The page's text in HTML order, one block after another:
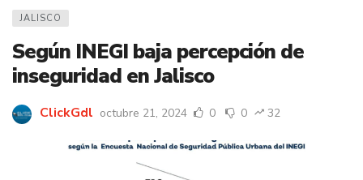
JALISCO
Según INEGI baja percepción de
inseguridad en Jalisco
ClickGdl octubre 21, 2024 0 0 32